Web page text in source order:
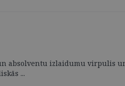
absolventu izlaidumu virpulis
...